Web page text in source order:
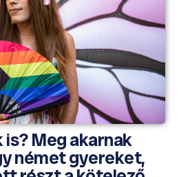
is? Meg akarnak
német gyereket,